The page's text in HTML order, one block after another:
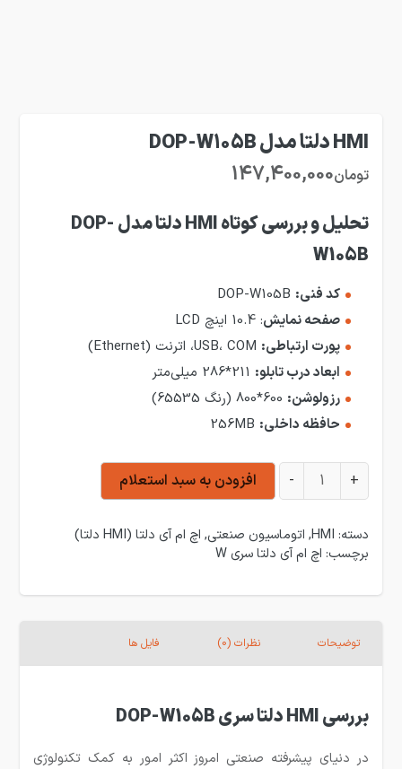
HMI دلتا مدل DOP-W105B
تومان147,400,000
تحلیل
و بررسی کوتاه HMI دلتا مدل DOP-
W105B
کد فنی:
صفحه نمایش: 10.4 اینچ LCD
پورت ارتباطی:
ابعاد درب تابلو:
رزولوشن:
حافظه داخلی:
HMI دلتا مدل DOP-W105B عدد
+
- افزودن به سبد استعلام
دسته: HMI
, اتوماسیون صنعتی, اچ ام آی دلتا (HMI دلتا)
برچسب: اچ ام آی دلتا سری W
توضیحات نظرات (0) فایل ها
بررسی HMI دلتا سری DOP-W105B
در دنیای پیشرفته صنعتی امروز اکثر امور به کمک تکنولوژی